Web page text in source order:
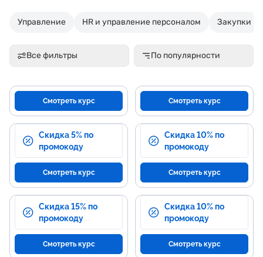
Управление HR и управление персоналом Закупки
Все фильтры По популярности
Смотреть курс Смотреть курс
Скидка 5% по
промокоду
Смотреть курс
Скидка 10% по
промокоду
Смотреть курс
Скидка 15% по
промокоду
Смотреть курс
Скидка 10% по
промокоду
Смотреть курс